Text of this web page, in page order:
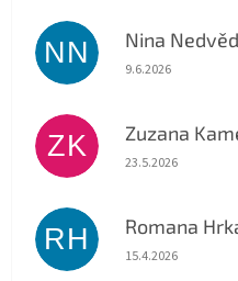
NN Nina
Hodnocení
9.6.2026
ZK Zuzana
Hodnocení
23.5.2026
RH Romana
Hodnocení
15.4.2026